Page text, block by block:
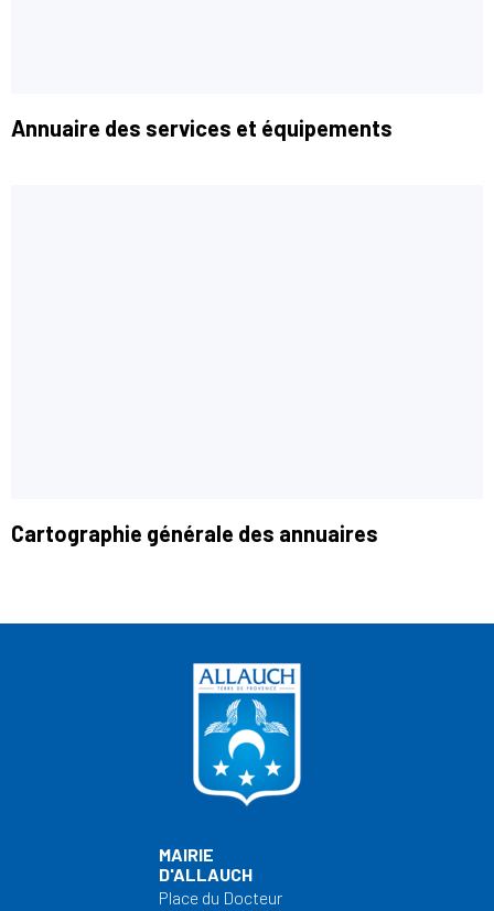
Annuaire des services et équipements
Cartographie générale des annuaires
MAIRIE
D'ALLAUCH
Place du Docteur